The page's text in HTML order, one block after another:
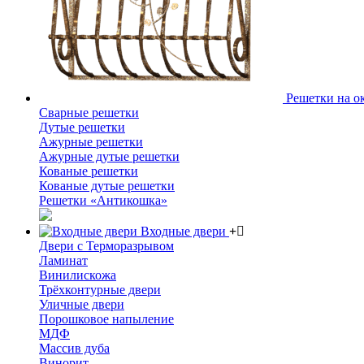
Решетки на
Сварные решетки
Дутые решетки
Ажурные решетки
Ажурные дутые решетки
Кованые решетки
Кованые дутые решетки
Решетки «Антикошка»
Входные двери
Двери с Терморазрывом
Ламинат
Винилискожа
Трёхконтурные двери
Уличные двери
Порошковое напыление
МДФ
Массив дуба